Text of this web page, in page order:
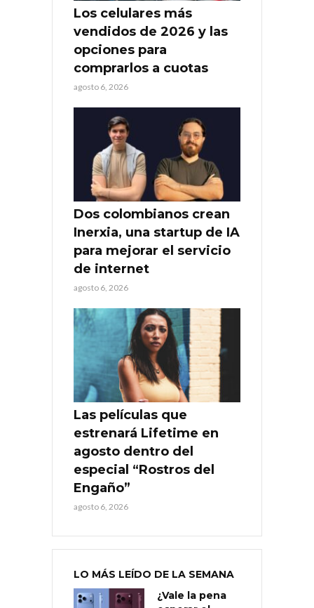
Los celulares más
vendidos de 2026 y las
opciones para
comprarlos a cuotas
agosto 6, 2026
Dos colombianos crean
Inerxia, una startup de IA
para mejorar el servicio
de internet
agosto 6, 2026
Las películas que
estrenará Lifetime en
agosto dentro del
especial “Rostros del
Engaño”
agosto 6, 2026
LO MÁS LEÍDO DE LA SEMANA
¿Vale la pena